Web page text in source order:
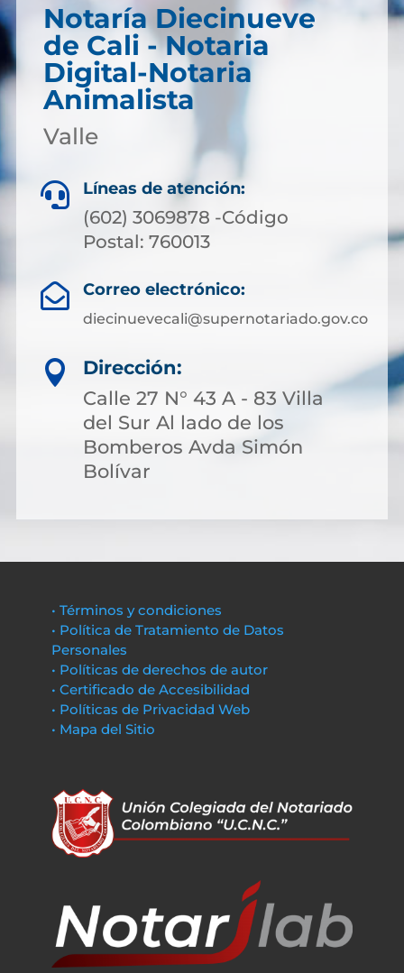
Notaría Diecinueve
de Cali - Notaria
Digital-Notaria
Animalista
Valle
 Líneas de atención:
(602) 3069878 -Código
Postal: 760013
 Correo electrónico:
diecinuevecali@supernotariado.gov.co

Dirección:
Calle 27 N° 43 A - 83 Villa
del Sur Al lado de los
Bomberos Avda Simón
Bolívar
• Términos y condiciones
• Política de Tratamiento de Datos
Personales
• Políticas de derechos de autor
• Certificado de Accesibilidad
• Políticas de Privacidad Web
• Mapa del Sitio